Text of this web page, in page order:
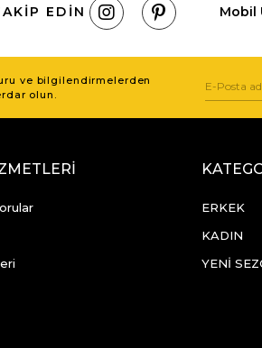
EDIN Mobil
ve bilgilendirmelerden
olun.
ERKEK
KADIN
YENİ